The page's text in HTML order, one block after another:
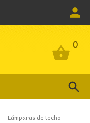
0
0
Lámparas de techo